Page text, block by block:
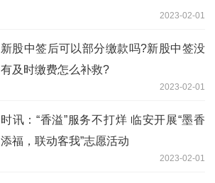
2023-02-01
新股中签后可以部分缴款吗?新股中签没
有及时缴费怎么补救?
2023-02-01
时讯：“香溢”服务不打烊 临安开展“墨香
添福，联动客我”志愿活动
2023-02-01